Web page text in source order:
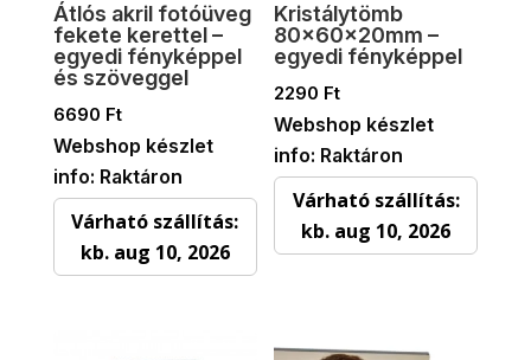
Átlós akril fotóüveg
fekete kerettel –
egyedi fényképpel
és szöveggel
6690 Ft
Webshop készlet
info: Raktáron
Várható szállítás:
kb. aug 10, 2026
Kristálytömb
80x60x20mm –
egyedi fényképpel
2290 Ft
Webshop készlet
info: Raktáron
Várható szállítás:
kb. aug 10, 2026